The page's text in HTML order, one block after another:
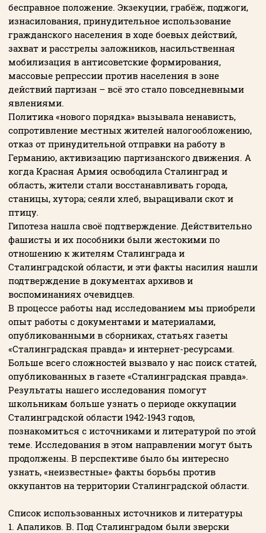
бесправное положение. Экзекуции, грабёж, поджоги,
изнасилования, принудительное использование
гражданского населения в ходе боевых действий,
захват и расстрелы заложников, насильственная
мобилизация в антисоветские формирования,
массовые репрессии против населения в зоне
действий партизан – всё это стало повседневными
явлениями.
Политика «нового порядка» вызывала ненависть,
сопротивление местных жителей налогообложению,
отказ от принудительной отправки на работу в
Германию, активизацию партизанского движения. А
когда Красная Армия освободила Сталинград и
область, жители стали восстанавливать города,
станицы, хутора; сеяли хлеб, выращивали скот и
птицу.
Гипотеза нашла своё подтверждение. Действительно
фашисты и их пособники были жестокими по
отношению к жителям Сталинграда и
Сталинградской области, и эти факты насилия нашли
подтверждение в документах архивов и
воспоминаниях очевидцев.
В процессе работы над исследованием мы приобрели
опыт работы с документами и материалами,
опубликованными в сборниках, статьях газеты
«Сталинградская правда» и интернет-ресурсами.
Больше всего сложностей вызвало у нас поиск статей,
опубликованных в газете «Сталинградская правда».
Результаты нашего исследования помогут
школьникам больше узнать о периоде оккупации
Сталинградской области 1942-1943 годов,
познакомиться с источниками и литературой по этой
теме. Исследования в этом направлении могут быть
продолжены. В перспективе было бы интересно
узнать, «неизвестные» факты борьбы против
оккупантов на территории Сталинградской области.
Список использованных источников и литературы
1. Апаликов. В. Под Сталинградом были зверски